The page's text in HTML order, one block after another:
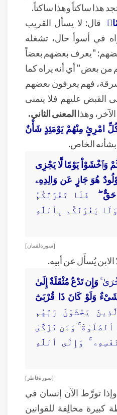
هذا ساكتاً وهذا ساكتاً.
قال: لا يسأل القريب
في أسوأ حال، تشغله
"يعرف بعضهم بعضاً
من بعض" أي أنه يراه كما
فهم يعرفون بعضهم
القبض عليهم فلا يتمنى
وهذاالمعنى الثاني.
امْرِئٍ مِنْهُمْ يَوْمَئِذٍ شَأْنٌ
الخاص.
وَٱخْشَوْاْ يَوْمًا لَّا يَجْزِى
هُوَ جَازٍ عَن وَالِدِهِۦ
حَقٌّ
فَلَا تَغُرَّنَّكُمُ
يَغُرَّنَّكُم بِٱللَّهِ
[ سورة لقمان ]
الابن يُسأَل عن أبيه.
وَإِن تَدْعُ مُثْقَلَةٌ إِلَىٰ
وَلَوْ كَانَ ذَا قُرْبَىٰٓ
يَخْشَوْنَ رَبَّهُم
ٱلصَّلَوٰةَ ۚ وَمَن تَزَكَّىٰ
وَإِلَى ٱللَّهِ
[ سورة فاطر ]
تورَّط الآن إنسان في
كبيرة مخالِفة للقوانين